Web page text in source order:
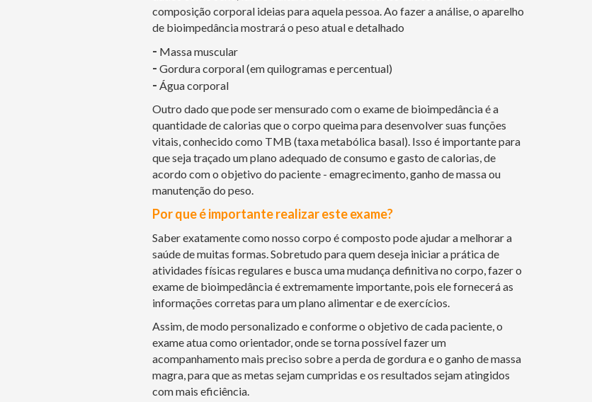
composição corporal ideias para aquela pessoa. Ao fazer a análise, o aparelho
de bioimpedância mostrará o peso atual e detalhado
- Massa muscular
- Gordura corporal (em quilogramas e percentual)
- Água corporal
Outro dado que pode ser mensurado com o exame de bioimpedância é a
quantidade de calorias que o corpo queima para desenvolver suas funções
vitais, conhecido como TMB (taxa metabólica basal). Isso é importante para
que seja traçado um plano adequado de consumo e gasto de calorias, de
acordo com o objetivo do paciente - emagrecimento, ganho de massa ou
manutenção do peso.
Por que é importante realizar este exame?
Saber exatamente como nosso corpo é composto pode ajudar a melhorar a
saúde de muitas formas. Sobretudo para quem deseja iniciar a prática de
atividades físicas regulares e busca uma mudança definitiva no corpo, fazer o
exame de bioimpedância é extremamente importante, pois ele fornecerá as
informações corretas para um plano alimentar e de exercícios.
Assim, de modo personalizado e conforme o objetivo de cada paciente, o
exame atua como orientador, onde se torna possível fazer um
acompanhamento mais preciso sobre a perda de gordura e o ganho de massa
magra, para que as metas sejam cumpridas e os resultados sejam atingidos
com mais eficiência.